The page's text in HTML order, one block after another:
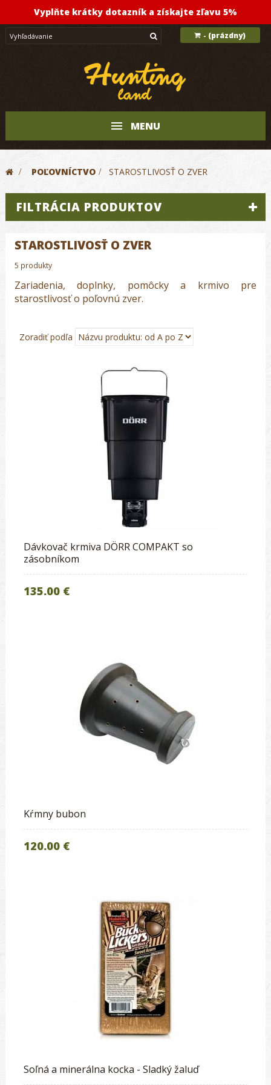
Vyplňte krátky dotazník a získajte zľavu 5%
- (prázdny)
MENU
> POĽOVNÍCTVO > STAROSTLIVOSŤ O ZVER
FILTRÁCIA PRODUKTOV
STAROSTLIVOSŤ O ZVER
5 produkty
Zariadenia, doplnky, pomôcky a krmivo pre
starostlivosť o poľovnú zver.
Zoradiť podľa
Dávkovač krmiva DÖRR COMPAKT so
zásobníkom
135.00 €
Kŕmny bubon
120.00 €
Soľná a minerálna kocka - Sladký žaluď